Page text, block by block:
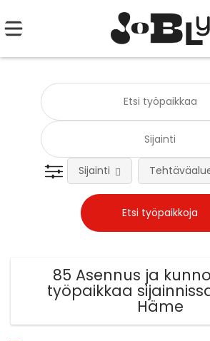
Sijainti
85 Asennus ja
työpaikkaa
Häme